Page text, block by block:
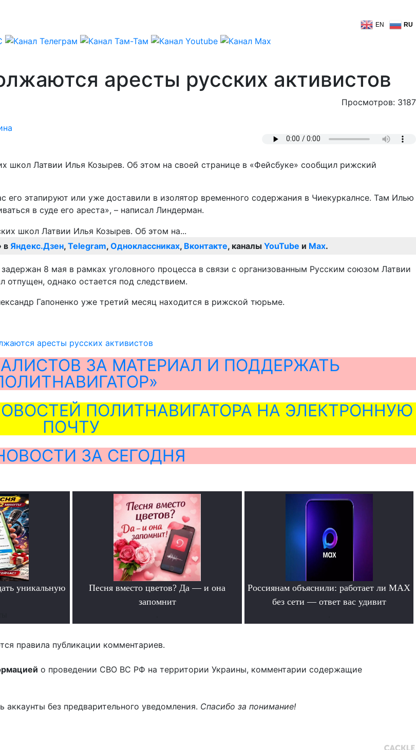
EN RU
аресты русских активистов
Просмотров: 3187
школ Латвии Илья Козырев. Об этом на своей странице в «Фейсбуке» сообщил рижский
его этапируют или уже доставили в изолятор временного содержания в Чиекуркалнсе. Там Илью
в суде его ареста», – написал Линдерман.
в Яндекс.Дзен, Telegram, Одноклассниках, Вконтакте, каналы YouTube и Max.
8 мая в рамках уголовного процесса в связи с организованным Русским союзом Латвии
отпущен, однако остается под следствием.
Гапоненко уже третий месяц находится в рижской тюрьме.
аресты русских активистов
ЗА МАТЕРИАЛ И ПОДДЕРЖАТЬ
ПОЛИТНАВИГАТОРА НА ЭЛЕКТРОННУЮ
ПОЧТУ
ЗА СЕГОДНЯ
уникальную
Песня вместо цветов? Да — и она
запомнит
Россиянам объяснили: работает ли MAX
без сети — ответ вас удивит
правила публикации комментариев.
о проведении СВО ВС РФ на территории Украины, комментарии содержащие
без предварительного уведомления. Спасибо за понимание!